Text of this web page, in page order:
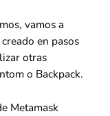
vamos a
en pasos
otras
o Backpack.
Metamask